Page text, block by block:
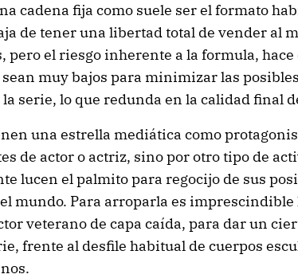
cadena fija como suele ser el formato
de tener una libertad total de vender al
pero el riesgo inherente a la formula, hace
muy bajos para minimizar las
serie, lo que redunda en la calidad final
una estrella mediática como
de actor o actriz, sino por otro tipo de
lucen el palmito para regocijo de sus
mundo. Para arroparla es imprescindible
veterano de capa caída, para dar un
frente al desfile habitual de cuerpos